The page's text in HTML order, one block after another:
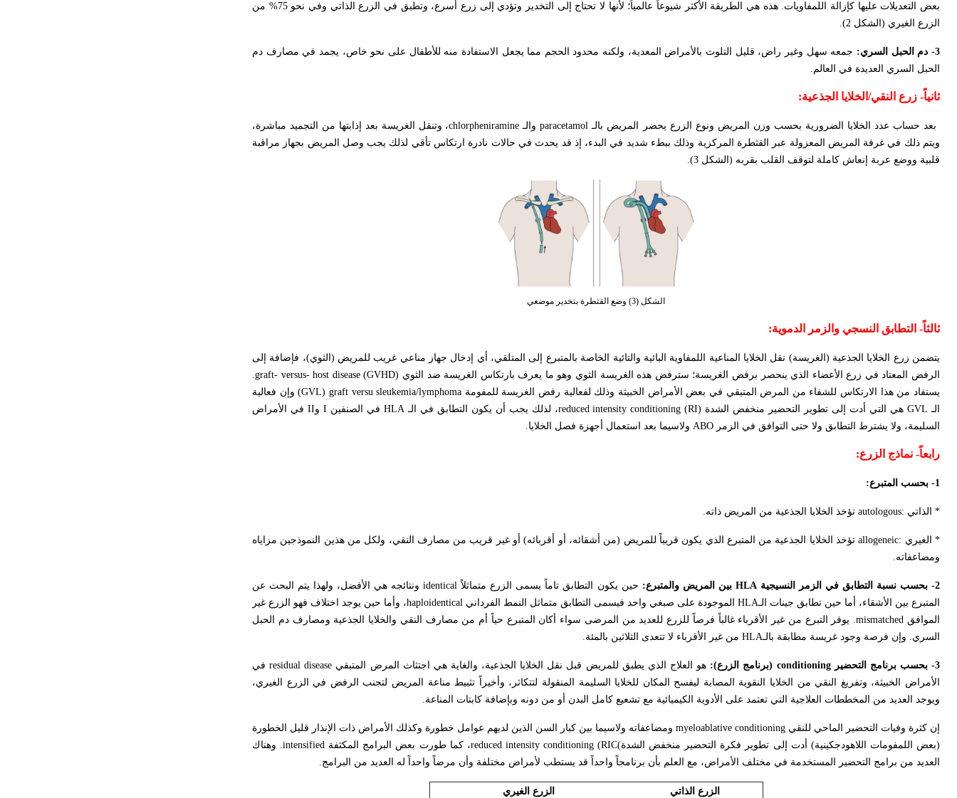
بعض التعديلات عليها كإزالة اللمفاويات. هذه هي الطريقة الأكثر شيوعاً عالمياً؛ لأنها لا تحتاج إلى التخدير وتؤدي إلى زرع أسرع، وتطبق في الزرع الذاتي وفي نحو 75% من
الزرع الغيري (الشكل 2).
3- دم الحبل السري:
جمعه سهل وغير راض، قليل التلوث بالأمراض المعدية، ولكنه محدود الحجم مما يجعل الاستفادة منه للأطفال على نحو خاص، يجمد في مصارف دم
الحبل السري العديدة في العالم.
ثانياً- زرع النقي/الخلايا الجذعية:
بعد حساب عدد الخلايا الضرورية بحسب وزن المريض ونوع الزرع يحضر المريض بالـ paracetamolوالـ chlorpheniramine، وتنقل الغريسة بعد إذابتها من التجميد مباشرة،
ويتم ذلك في غرفة المريض المعزولة عبر القثطرة المركزية وذلك ببطء شديد في البدء، إذ قد يحدث في حالات نادرة ارتكاس تأقي لذلك يجب وصل المريض بجهاز مراقبة
قلبية ووضع عربة إنعاش كاملة لتوقف القلب بقربه (الشكل 3).
الشكل (3) وضع القثطرة بتخدير موضعي
ثالثاً- التطابق النسجي والزمر الدموية:
يتضمن زرع الخلايا الجذعية (الغريسة) نقل الخلايا المناعية اللمفاوية البائية والتائية الخاصة بالمتبرع إلى المتلقي، أي إدخال جهاز مناعي غريب للمريض (الثوي)، فإضافة إلى
الرفض المعتاد في زرع الأعضاء الذي ينحصر برفض الغريسة؛ سترفض هذه الغريسة الثوي وهو ما يعرف بارتكاس الغريسة ضد الثوي graft- versus- host disease (GVHD)
.
يستفاد من هذا الارتكاس للشفاء من المرض المتبقي في بعض الأمراض الخبيثة وذلك لفعالية رفض الغريسة للمفومة (GVL) graft versu sleukemia/lymphomaوإن فعالية
الـ GVLهي التي أدت إلى تطوير التحضير منخفض الشدة (reduced intensity conditioning (RI، لذلك يجب أن يكون التطابق في الـHLA في الصنفين I وII في الأمراض
السليمة، ولا يشترط التطابق ولا حتى التوافق في الزمر ABO ولاسيما بعد استعمال أجهزة فصل الخلايا.
رابعاً- نماذج الزرع:
1- بحسب المتبرع:
* الذاتي :autologous تؤخذ الخلايا الجذعية من المريض ذاته.
* الغيري :allogeneicتؤخذ الخلايا الجذعية من المتبرع الذي يكون قريباً للمريض (من أشقائه، أو أقربائه) أو غير قريب من مصارف النقي، ولكل من هذين النموذجين مزاياه
ومضاعفاته.
2- بحسب نسبة التطابق في الزمر النسيجية HLA بين المريض والمتبرع: حين يكون التطابق تاماً يسمى الزرع متماثلاً identicalونتائجه هي الأفضل، ولهذا يتم البحث عن
المتبرع بين الأشقاء، أما حين تطابق جينات الـHLA الموجودة على صبغي واحد فيسمى التطابق متماثل النمط الفرداني haploidentical، وأما حين يوجد اختلاف فهو الزرع غير
الموافق mismatched. يوفر التبرع من غير الأقرباء غالباً فرصاً للزرع للعديد من المرضى سواء أكان المتبرع حياً أم من مصارف النقي والخلايا الجذعية ومصارف دم الحبل
السري. وإن فرصة وجود غريسة مطابقة بالـHLA من غير الأقرباء لا تتعدى الثلاثين بالمئة.
3- بحسب برنامج التحضير conditioning (برنامج الزرع): هو العلاج الذي يطبق للمريض قبل نقل الخلايا الجذعية، والغاية هي اجتثاث المرض المتبقي residual diseaseفي
الأمراض الخبيثة، وتفريغ النقي من الخلايا النقوية المصابة ليفسح المكان للخلايا السليمة المنقولة لتتكاثر، وأخيراً تثبيط مناعة المريض لتجنب الرفض في الزرع الغيري،
ويوجد العديد من المخططات العلاجية التي تعتمد على الأدوية الكيميائية مع تشعيع كامل البدن أو من دونه وبإضافة كابتات المناعة.
إن كثرة وفيات التحضير الماحي للنقي myeloablative conditioning ومضاعفاته ولاسيما بين كبار السن الذين لديهم عوامل خطورة وكذلك الأمراض ذات الإنذار قليل الخطورة
(بعض اللمفومات اللاهودجكينية) أدت إلى تطوير فكرة التحضير منخفض الشدةreduced intensity conditioning (RIC(، كما طورت بعض البرامج المكثفة intensified. وهناك
العديد من برامج التحضير المستخدمة في مختلف الأمراض، مع العلم بأن برنامجاً واحداً قد يستطب لأمراض مختلفة وأن مرضاً واحداً له العديد من البرامج.
الزرع الذاتي الزرع الغيري